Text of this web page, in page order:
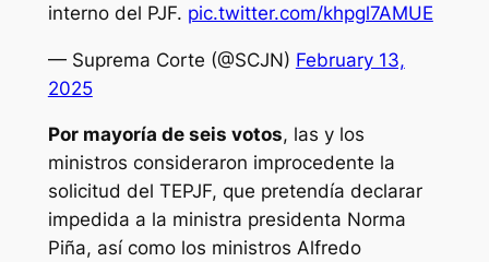
interno del PJF. pic.twitter.com/khpgl7AMUE
— Suprema Corte (@SCJN) February 13,
2025
Por mayoría de seis votos, las y los
ministros consideraron improcedente la
solicitud del TEPJF, que pretendía declarar
impedida a la ministra presidenta Norma
Piña, así como los ministros Alfredo